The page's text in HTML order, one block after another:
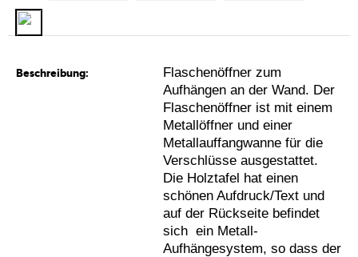
Beschreibung:
Flaschenöffner zum
Aufhängen an der Wand. Der
Flaschenöffner ist mit einem
Metallöffner und einer
Metallauffangwanne für die
Verschlüsse ausgestattet.
Die Holztafel hat einen
schönen Aufdruck/Text und
auf der Rückseite befindet
sich ein Metall-
Aufhängesystem, so dass der